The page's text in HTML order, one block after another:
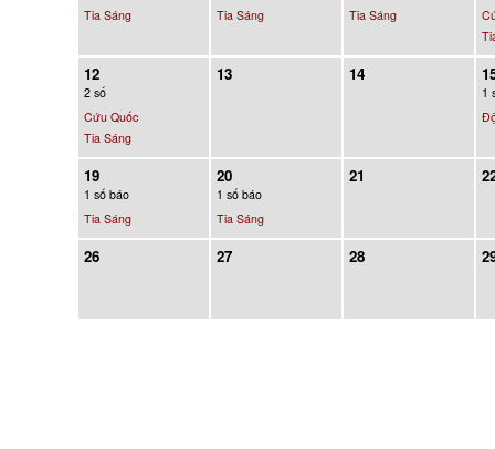
Tia Sáng
Tia Sáng
Tia Sáng
12
2 số
Cứu Quốc
Tia Sáng
13 14
1
19
1 số báo
Tia Sáng
20
1 số báo
Tia Sáng
21
26 27 28